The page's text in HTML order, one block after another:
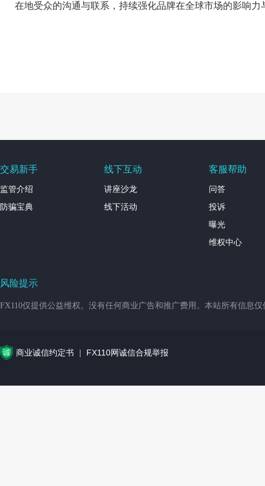
在地受众的沟通与联系，持续强化品牌在全球市场的影响力
交易新手
监管介绍
防骗宝典
线下互动
讲座沙龙
线下活动
客服帮助
问答
投诉
曝光
维权中心
风险提示
FX110仅提供公益维权。没有任何商业广告和推广费用。本站所有信息
商业诚信约定书 FX110网诚信合规举报